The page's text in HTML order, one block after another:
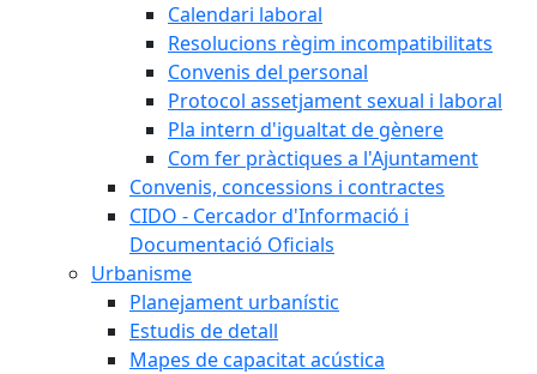
Calendari laboral
Resolucions règim incompatibilitats
Convenis del personal
Protocol assetjament sexual i laboral
Pla intern d'igualtat de gènere
Com fer pràctiques a l'Ajuntament
Convenis, concessions i contractes
CIDO - Cercador d'Informació i
Documentació Oficials
Urbanisme
Planejament urbanístic
Estudis de detall
Mapes de capacitat acústica